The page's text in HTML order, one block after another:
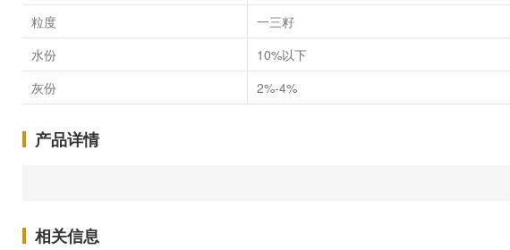
粒度
一三籽
水份
10%以下
灰份
2%-4%
产品详情
相关信息